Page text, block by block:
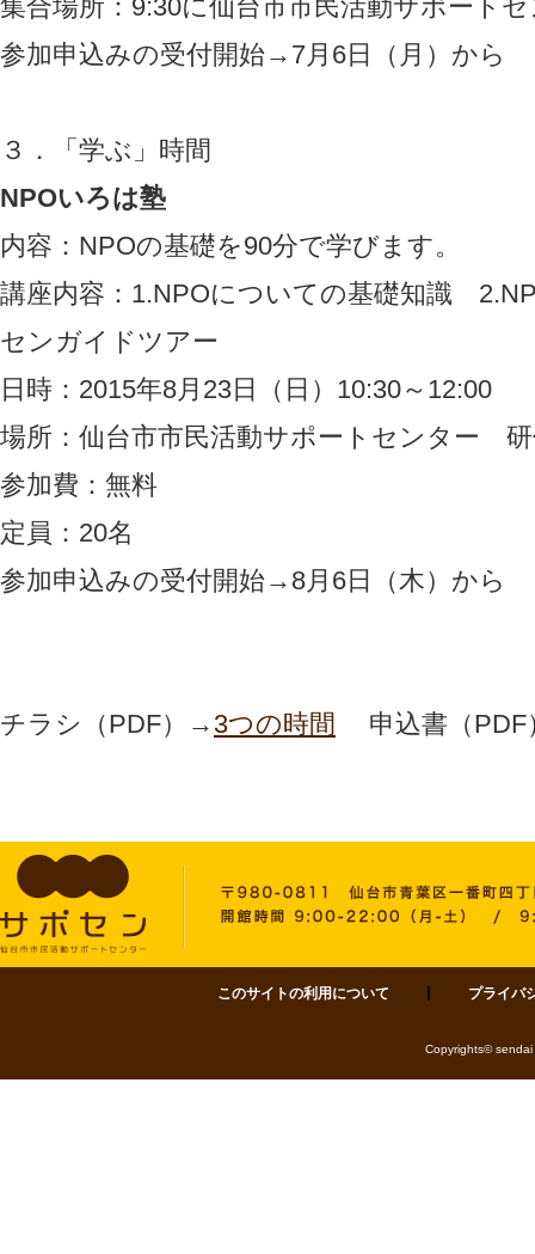
集合場所：9:30に仙台市市民活動サポート
参加申込みの受付開始→7月6日（月）から
３．「学ぶ」時間
NPOいろは塾
内容：NPOの基礎を90分で学びます。
講座内容：1.NPOについての基礎知識
センガイドツアー
日時：2015年8月23日（日）10:30～12:00
場所：仙台市市民活動サポートセンター
参加費：無料
定員：20名
参加申込みの受付開始→8月6日（木）から
チラシ（PDF）→ 3つの時間 申込書（
サポセン 仙台市市民活動サポートセンター 〒980-0811 仙台市青葉区一
このサイトの利用について プライバ
Copyrights©